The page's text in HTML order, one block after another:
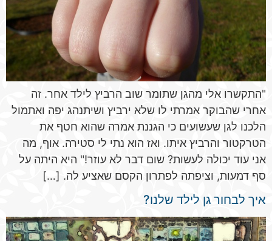
"התקשרו אלי מהגן שתומר שוב הרביץ לילד אחר. זה
אחרי שהבוקר אמרתי לו שלא ירביץ ושיתנהג יפה ואתמול
הלכנו לגן שעשועים כי הגננת אמרה שהוא חטף את
הטרקטור והרביץ איתו. ואז הוא נתי לי סטירה. אוף, מה
אני עוד יכולה לעשות? שום דבר לא עוזר!" היא היתה על
סף דמעות, וציפתה לפתרון הקסם שאציע לה. […]
איך לבחור גן לילד שלנו?